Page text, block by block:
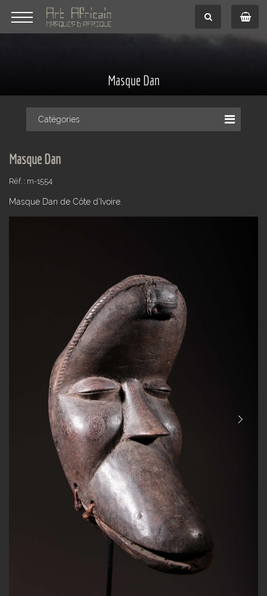
Masque Dan
Catégories
Masque Dan
Réf. : m-1554
Masque Dan de Côte d'Ivoire.